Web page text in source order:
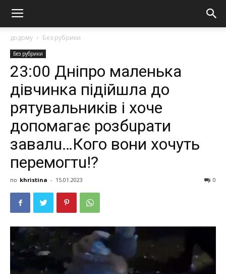
додому Без рубрики
Без рубрики
23:00 Дніпро маленька
дівчинка підійшла до
рятувальників і хоче
допомагає розбuрати
завалu…Кого вони хочуть
перемогтu!?
по khristina - 15.01.2023 0